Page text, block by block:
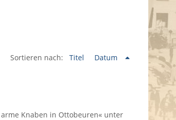
Sortieren nach: Titel Datum
Knaben in Ottobeuren« unter